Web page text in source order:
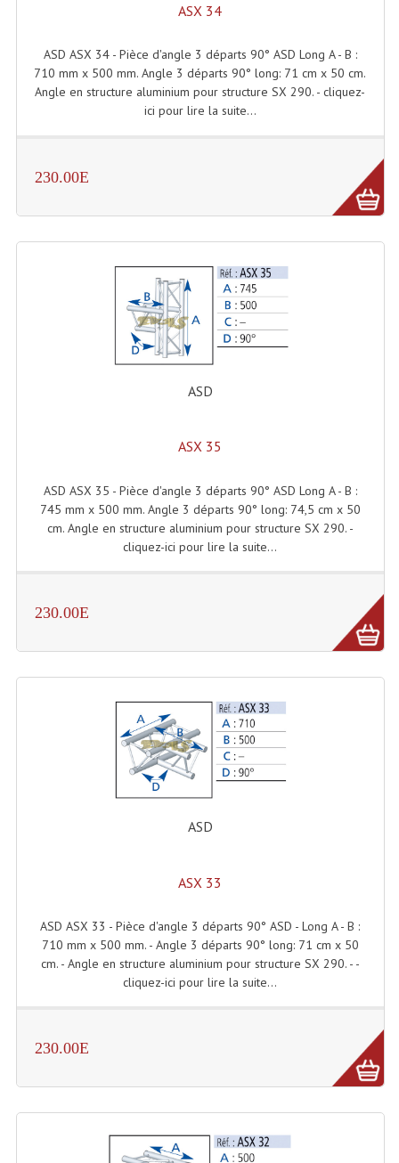
Adaptateurs Audio
Divers Bricolage
Divers Bricolage
Accessoires Public-Adress L100V
Amplificateurs (L 100v)
Enceintes Encastrables Ligne 100V 4-8 Ohm
Lecteurs Mp3 Et CDs Sources
Microphone PA & Micro Pupitre
Projecteurs De Son
Système Visite Guidée
Sonorisation Securité EN-54
Système Boucle Magnétique
Angle AG29 Structure Contest
Angle DECO22Q Structure Contest
Angle DECOTRI Structure Contest
Angles Structure Duo290
Angles Structure QUATRO290
ASX 34
ASD ASX 34 - Pièce d'angle 3 départs 90° ASD Long A - B :
710 mm x 500 mm. Angle 3 départs 90° long: 71 cm x 50 cm.
Angle en structure aluminium pour structure SX 290. - cliquez-
ici pour lire la suite...
230.00E
ASD
ASX 35
ASD ASX 35 - Pièce d'angle 3 départs 90° ASD Long A - B :
745 mm x 500 mm. Angle 3 départs 90° long: 74,5 cm x 50
cm. Angle en structure aluminium pour structure SX 290. -
cliquez-ici pour lire la suite...
230.00E
ASD
ASX 33
ASD ASX 33 - Pièce d'angle 3 départs 90° ASD - Long A - B :
710 mm x 500 mm. - Angle 3 départs 90° long: 71 cm x 50
cm. - Angle en structure aluminium pour structure SX 290. - -
cliquez-ici pour lire la suite...
230.00E